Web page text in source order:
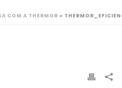
COM A THERMOR »